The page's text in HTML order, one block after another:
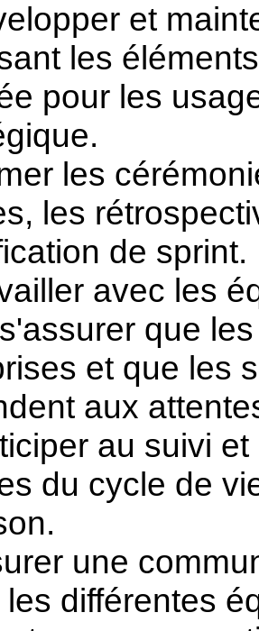
et
les
pour les
les
les
de sprint.
avec les
que
et que les
aux
au suivi
du cycle de
une
les différentes